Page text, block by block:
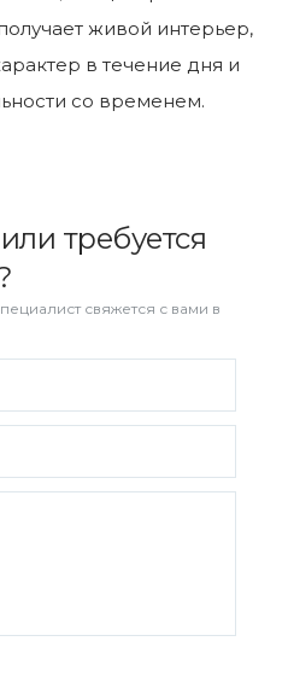
живой интерьер,
в течение дня и
со временем.
требуется
свяжется с вами в